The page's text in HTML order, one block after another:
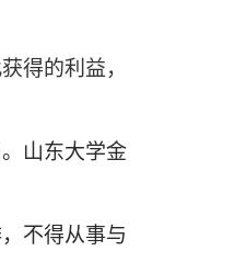
得的利益，
山东大学金
不得从事与